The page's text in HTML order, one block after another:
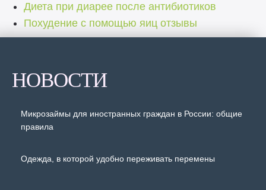
Диета при диарее после антибиотиков
Похудение с помощью яиц отзывы
НОВОСТИ
Микрозаймы для иностранных граждан в России: общие
правила
Одежда, в которой удобно переживать перемены